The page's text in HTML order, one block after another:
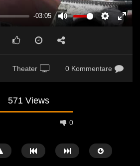
-03:05
MUTE SETTINGS
Theater 0 Kommentare
571 Views
0